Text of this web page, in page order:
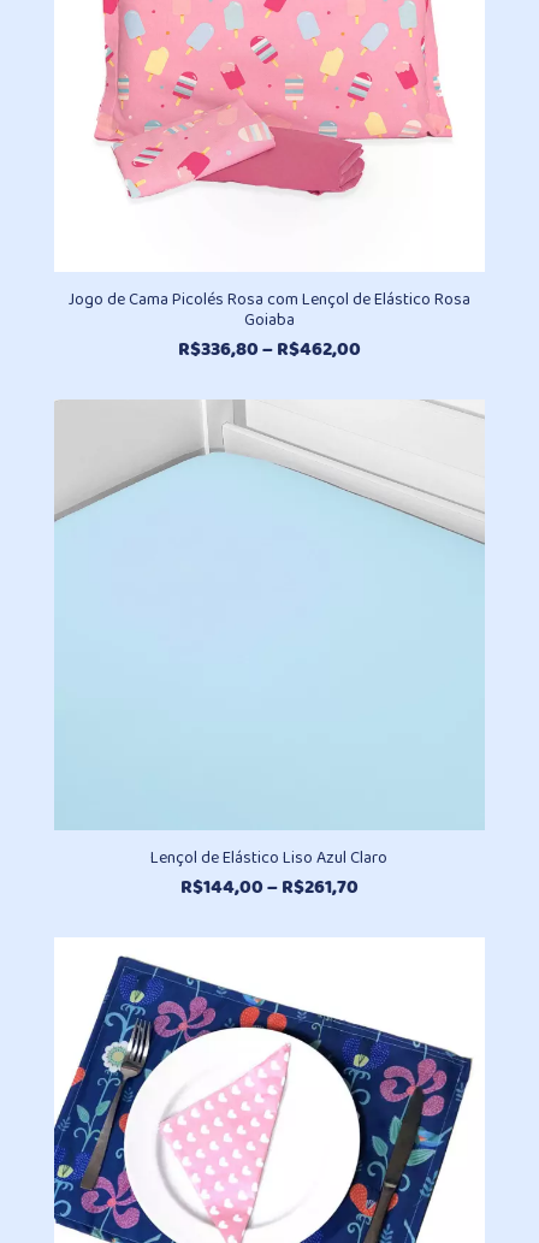
Jogo de Cama Picolés Rosa com Lençol de Elástico Rosa
Goiaba
R$336,80–R$462,00Faixa
R$462,00
Lençol de Elástico Liso Azul Claro
R$144,00–R$261,70Faixa
preço:
R$261,70